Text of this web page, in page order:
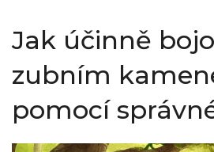
Jak účinně
zubním
pomocí